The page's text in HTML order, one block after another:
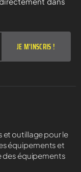
JE M'INSCRIS !
et outillage pour le
équipements et
des équipements